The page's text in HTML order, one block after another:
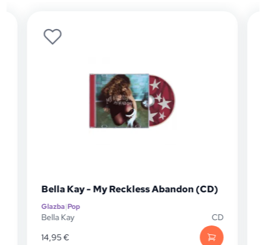
Bella Kay - My Reckless Abandon (CD)
Glazba|Pop
Bella Kay
CD
14,95€